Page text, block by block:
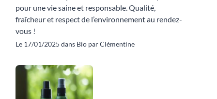
pour une vie saine et responsable. Qualité,
fraîcheur et respect de l’environnement au rendez-
vous !
Le 17/01/2025 dans Bio par Clémentine